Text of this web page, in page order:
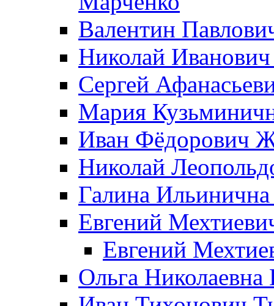
Валентин
Николай Иванович
Сергей
Мария
Иван Фёдорович
Николай
Галина
Евгений
Евгений
Ольга Николаевна